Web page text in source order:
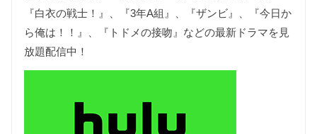
『白衣の戦士！』、『3年A組』、『ザンビ』、『今日か
ら俺は！！』、『トドメの接吻』などの最新ドラマを見
放題配信中！